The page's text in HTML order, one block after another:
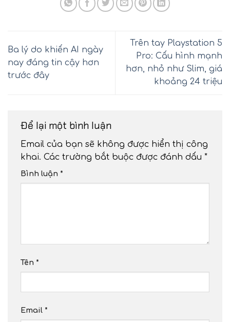
Ba lý do khiến AI ngày
nay đáng tin cậy hơn
trước đây
Trên tay Playstation 5
Pro: Cấu hình mạnh
hơn, nhỏ như Slim, giá
khoảng 24 triệu
Để lại một bình luận
Email của bạn sẽ không được hiển thị công
khai. Các trường bắt buộc được đánh dấu *
Bình luận *
Tên *
Email *